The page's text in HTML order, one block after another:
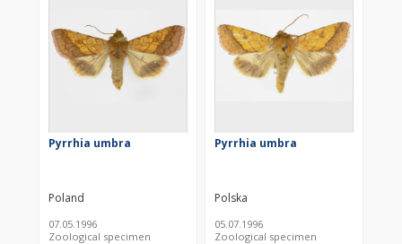
Pyrrhia umbra
Poland
07.05.1996
Zoological specimen
Pyrrhia umbra
Polska
05.07.1996
Zoological specimen